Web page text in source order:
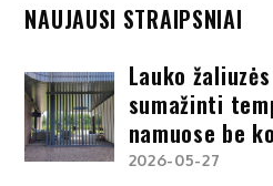
NAUJAUSI STRAIPSNIAI
Lauko
sumažinti
namuose be
2026-05-27